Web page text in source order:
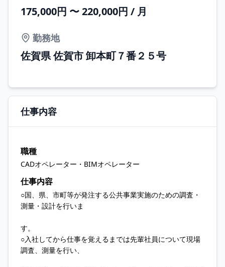
175,000円 〜 220,000円 / 月
勤務地
佐賀県 佐賀市 卸本町７番２５号
仕事内容
職種
CADオペレーター・BIMオペレーター
仕事内容
○国、県、市町等が発注する公共事業実施のための調査・
測量・設計を行いま
す。
○入社してから仕事を覚えるまでは先輩社員について現場
調査、測量を行い、